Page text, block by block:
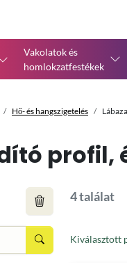
Vakolatok és
homlokzatfestékek
Hő- és hangszigetelés
profil,
4 találat
Kiválasztott